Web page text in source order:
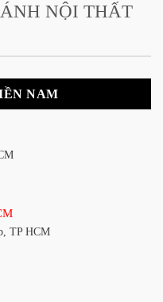
NỘI THẤT
NAM
TP HCM